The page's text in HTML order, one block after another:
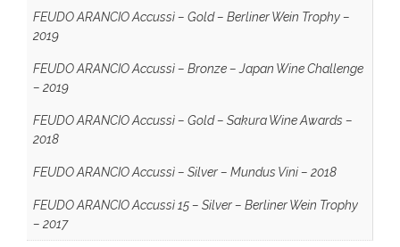
FEUDO ARANCIO Accussì – Gold – Berliner Wein Trophy –
2019
FEUDO ARANCIO Accussì – Bronze – Japan Wine Challenge
– 2019
FEUDO ARANCIO Accussì – Gold – Sakura Wine Awards –
2018
FEUDO ARANCIO Accussì – Silver – Mundus Vini – 2018
FEUDO ARANCIO Accussì 15 – Silver – Berliner Wein Trophy
– 2017